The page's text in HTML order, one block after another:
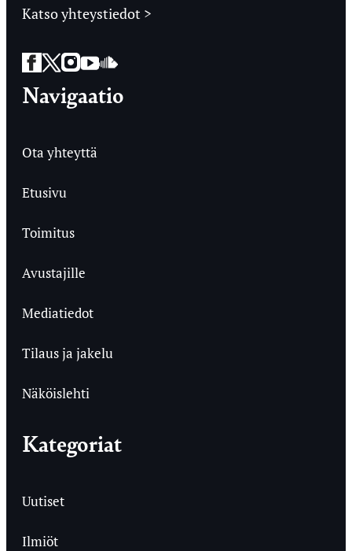
Katso yhteystiedot >
Facebook
Twitter
Instagram
YouTube
SoundCloud
Navigaatio
Ota yhteyttä
Etusivu
Toimitus
Avustajille
Mediatiedot
Tilaus ja jakelu
Näköislehti
Kategoriat
Uutiset
Ilmiöt